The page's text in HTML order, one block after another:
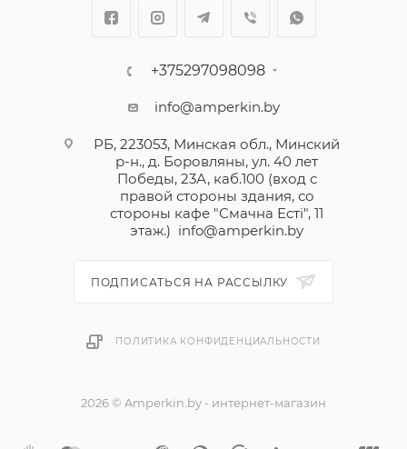
+375297098098
info@amperkin.by
РБ, 223053, Минская обл., Минский
р-н., д. Боровляны, ул. 40 лет
Победы, 23А, каб.100 (вход с
правой стороны здания, со
стороны кафе "Смачна Естi", 11
этаж.) info@amperkin.by
ПОДПИСАТЬСЯ НА РАССЫЛКУ
ПОЛИТИКА КОНФИДЕНЦИАЛЬНОСТИ
2026 © Amperkin.by - интернет-магазин